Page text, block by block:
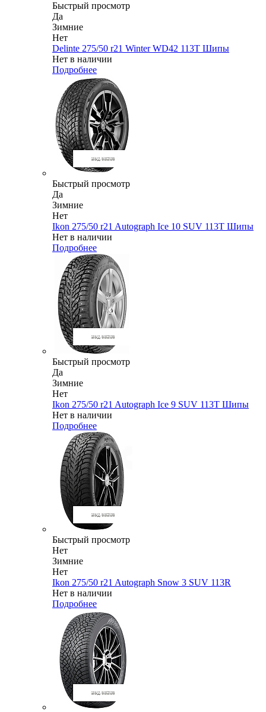
Быстрый просмотр
Да
Зимние
Нет
Delinte 275/50 r21 Winter WD42 113T Шипы
Нет в наличии
Подробнее
Быстрый просмотр
Да
Зимние
Нет
Ikon 275/50 r21 Autograph Ice 10 SUV 113T Шипы
Нет в наличии
Подробнее
Быстрый просмотр
Да
Зимние
Нет
Ikon 275/50 r21 Autograph Ice 9 SUV 113T Шипы
Нет в наличии
Подробнее
Быстрый просмотр
Нет
Зимние
Нет
Ikon 275/50 r21 Autograph Snow 3 SUV 113R
Нет в наличии
Подробнее